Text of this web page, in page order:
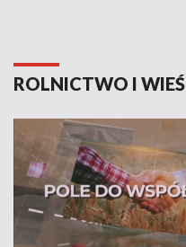
ROLNICTWO I WIEŚ